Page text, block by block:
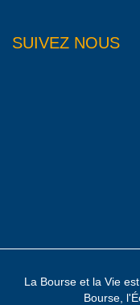
SUIVEZ NOUS
La Bourse et la Vie
Bourse,